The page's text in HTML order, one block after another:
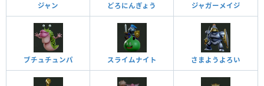
ジャン どろにんぎょう ジャガーメイジ
ブチュチュンパ スライムナイト さまようよろい